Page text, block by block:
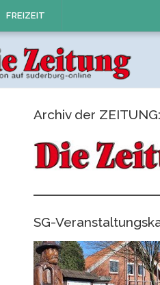
FREIZEIT
Archiv der ZEITUNG:
SG-